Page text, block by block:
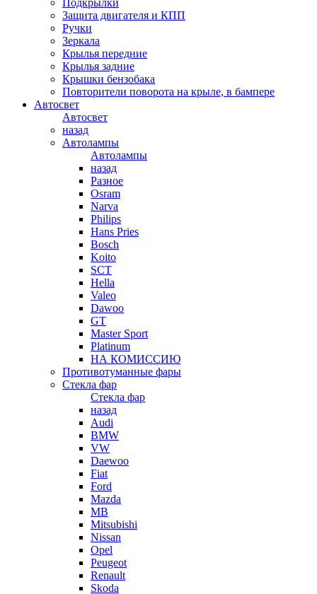
Подкрылки
Защита двигателя и КПП
Ручки
Зеркала
Крылья передние
Крылья задние
Крышки бензобака
Повторители поворота на крыле, в бампере
Автосвет
Автосвет
назад
Автолампы
Автолампы
назад
Разное
Osram
Narva
Philips
Hans Pries
Bosch
Koito
SCT
Hella
Valeo
Dawoo
GT
Master Sport
Platinum
НА КОМИССИЮ
Противотуманные фары
Стекла фар
Стекла фар
назад
Audi
BMW
VW
Daewoo
Fiat
Ford
Mazda
MB
Mitsubishi
Nissan
Opel
Peugeot
Renault
Skoda